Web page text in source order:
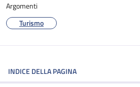
Argomenti
Turismo
INDICE DELLA PAGINA